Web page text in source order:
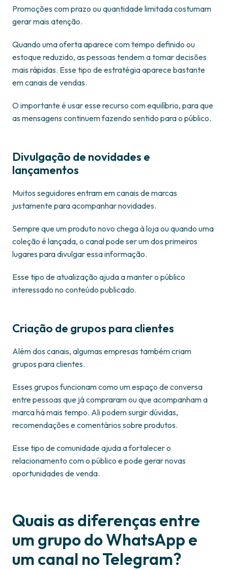
Promoções com prazo ou quantidade limitada costumam
gerar mais atenção.
Quando uma oferta aparece com tempo definido ou
estoque reduzido, as pessoas tendem a tomar decisões
mais rápidas. Esse tipo de estratégia aparece bastante
em canais de vendas.
O importante é usar esse recurso com equilíbrio, para que
as mensagens continuem fazendo sentido para o público.
Divulgação de novidades e
lançamentos
Muitos seguidores entram em canais de marcas
justamente para acompanhar novidades.
Sempre que um produto novo chega à loja ou quando uma
coleção é lançada, o canal pode ser um dos primeiros
lugares para divulgar essa informação.
Esse tipo de atualização ajuda a manter o público
interessado no conteúdo publicado.
Criação de grupos para clientes
Além dos canais, algumas empresas também criam
grupos para clientes.
Esses grupos funcionam como um espaço de conversa
entre pessoas que já compraram ou que acompanham a
marca há mais tempo. Ali podem surgir dúvidas,
recomendações e comentários sobre produtos.
Esse tipo de comunidade ajuda a fortalecer o
relacionamento com o público e pode gerar novas
oportunidades de venda.
Quais as diferenças entre
um grupo do WhatsApp e
um canal no Telegram?